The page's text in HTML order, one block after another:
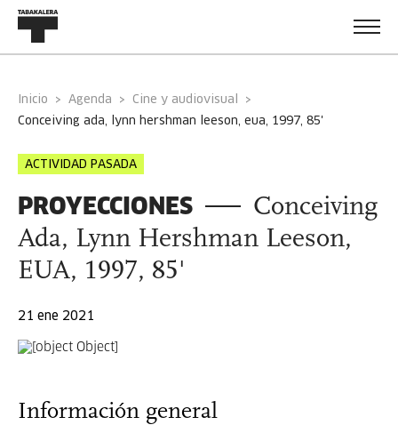
Inicio Agenda
Cine y audiovisual
conceiving ada, lynn hershman leeson, eua, 1997, 85'
ACTIVIDAD PASADA
PROYECCIONES
Conceiving
Ada, Lynn Hershman Leeson,
EUA, 1997, 85'
21 ene 2021
Información general